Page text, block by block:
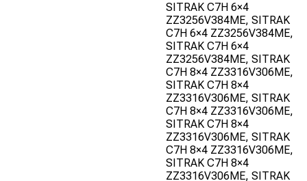
SITRAK C7H 6×4
ZZ3256V384ME, SITRAK
C7H 6×4 ZZ3256V384ME,
SITRAK C7H 6×4
ZZ3256V384ME, SITRAK
C7H 8×4 ZZ3316V306ME,
SITRAK C7H 8×4
ZZ3316V306ME, SITRAK
C7H 8×4 ZZ3316V306ME,
SITRAK C7H 8×4
ZZ3316V306ME, SITRAK
C7H 8×4 ZZ3316V306ME,
SITRAK C7H 8×4
ZZ3316V306ME, SITRAK